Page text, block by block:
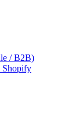
/ B2B)
Shopify